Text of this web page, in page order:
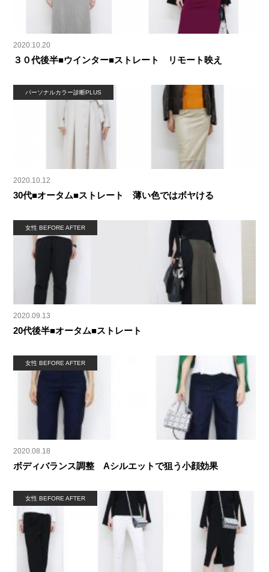
2020.10.20
３０代後半■ウインター■ストレート リモート映え
パーソナルカラー診断PLUS
2020.10.12
30代■オータム■ストレート 薄い色ではボヤける
女性 BEFORE AFTER
2020.09.13
20代後半■オータム■ストレート
女性 BEFORE AFTER
2020.08.18
ボディバランス調整 Aシルエットで狙う小顔効果
女性 BEFORE AFTER